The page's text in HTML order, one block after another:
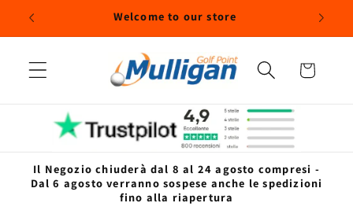
direttamente
ai contenuti
Welcome to our store
Carrello
Il Negozio chiuderà dal 8 al 24 agosto compresi -
Dal 6 agosto verranno sospese anche le spedizioni
fino alla riapertura